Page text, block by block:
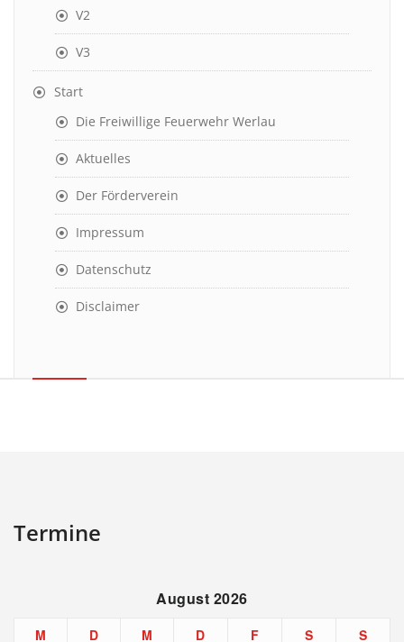
V2
V3
Start
Die Freiwillige Feuerwehr Werlau
Aktuelles
Der Förderverein
Impressum
Datenschutz
Disclaimer
Termine
August 2026
M D M D F S S